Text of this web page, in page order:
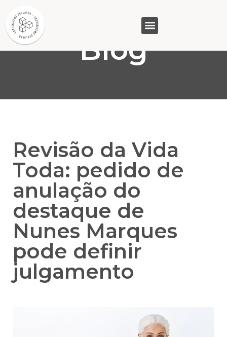
Blog
Revisão da Vida
Toda: pedido de
anulação do
destaque de
Nunes Marques
pode definir
julgamento